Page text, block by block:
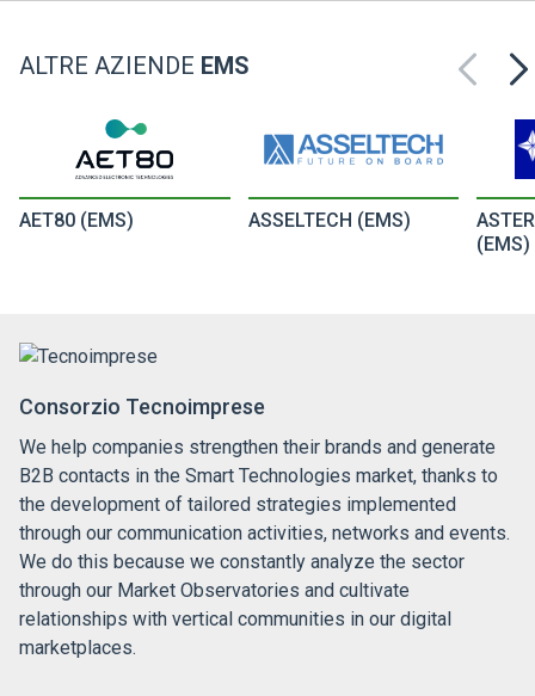
ALTRE AZIENDE EMS
AET80 (EMS) ASSELTECH (EMS)
(EMS)
Consorzio Tecnoimprese
We help companies strengthen their brands and generate
B2B contacts in the Smart Technologies market, thanks to
the development of tailored strategies implemented
through our communication activities, networks and events.
We do this because we constantly analyze the sector
through our Market Observatories and cultivate
relationships with vertical communities in our digital
marketplaces.